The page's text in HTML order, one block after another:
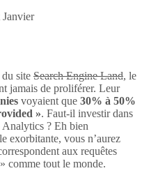
du site Search Engine Land, le
jamais de proliférer. Leur
voyaient que 30% à 50%
». Faut-il investir dans
? Eh bien
exorbitante, vous n’aurez
aux requêtes
comme tout le monde.